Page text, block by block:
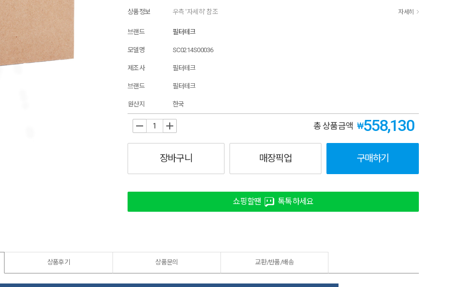
상품정보 우측 '자세히' 참조 자세히
브랜드 필터테크
모델명 SC0214S00036
제조사 필터테크
브랜드 필터테크
원산지 한국
+ 총 상품금액 ₩558,130
장바구니 매장픽업 구매하기
쇼핑할땐 톡톡하세요
상품후기 상품문의 교환/반품/배송